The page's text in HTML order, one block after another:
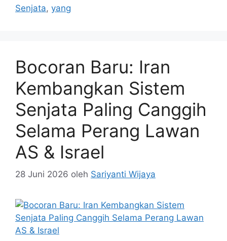
Senjata, yang
Bocoran Baru: Iran
Kembangkan Sistem
Senjata Paling Canggih
Selama Perang Lawan
AS & Israel
28 Juni 2026 oleh Sariyanti Wijaya